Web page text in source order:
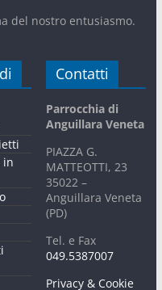
del nostro entusiasmo.
in
Contatti
Parrocchia di
Anguillara Veneta
PIAZZA G.
MATTEOTTI, 23
35022 –
Anguillara Veneta
(PD)
Tel. e Fax
049.5387007
Privacy & Cookie